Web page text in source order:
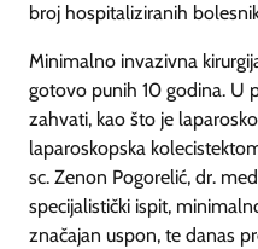
broj hospitaliziranih
Minimalno invazivna
gotovo punih 10 godina. U
zahvati, kao što je
laparoskopska
sc. Zenon Pogorelić, dr.
specijalistički ispit,
značajan uspon, te danas